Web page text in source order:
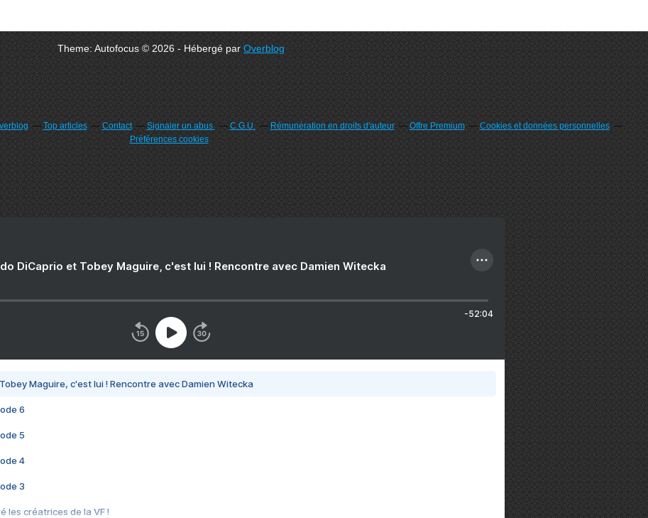
Theme: Autofocus © 2026 - Hébergé parOverblog
Top articles Contact Signaler un abus C.G.U. Rémunération en droits d'auteur Offre Premium
Cookies et données personnelles
Préférences cookies
DiCaprio et Tobey Maguire, c'est lui ! Rencontre avec Damien Witecka
-52:04
Maguire, c'est lui ! Rencontre avec Damien Witecka
6
5
4
3
les créatrices de la VF !